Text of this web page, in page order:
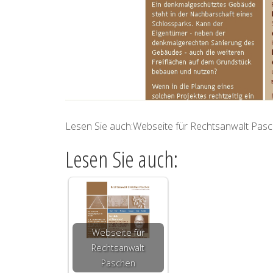
Lesen Sie auch:Webseite für Rechtsanwalt
Lesen Sie auch:
Webseite für
Rechtsanwalt
Paschen